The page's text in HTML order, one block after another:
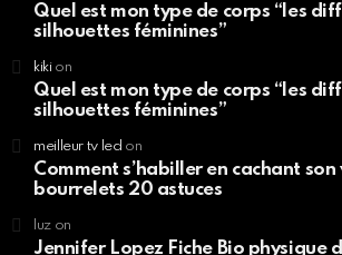
Quel est mon type de corps “les
silhouettes féminines”
kikion
Quel est mon type de corps “les
silhouettes féminines”
meilleur tv led on
Comment s’habiller en cachant son
bourrelets 20 astuces
luzon
Jennifer Lopez Fiche Bio physique